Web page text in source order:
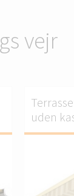
vejr
uden